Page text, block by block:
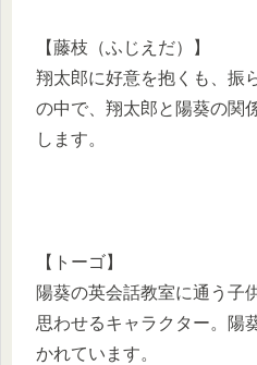
【藤枝（ふじえだ）】
翔太郎に好意を抱くも、振
の中で、翔太郎と陽葵の関
します。
【トーゴ】
陽葵の英会話教室に通う子
思わせるキャラクター。陽
かれています。